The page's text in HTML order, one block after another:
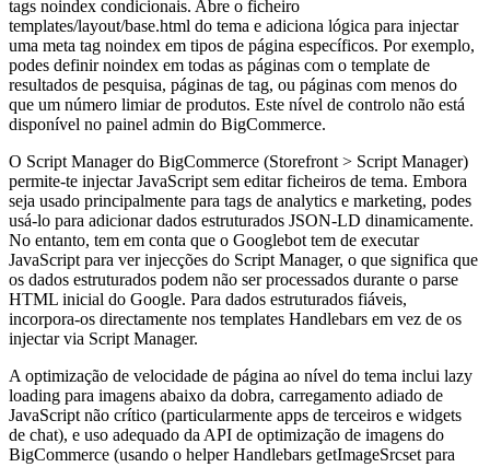
tags noindex condicionais. Abre o ficheiro
templates/layout/base.html do tema e adiciona lógica para injectar
uma meta tag noindex em tipos de página específicos. Por exemplo,
podes definir noindex em todas as páginas com o template de
resultados de pesquisa, páginas de tag, ou páginas com menos do
que um número limiar de produtos. Este nível de controlo não está
disponível no painel admin do BigCommerce.
O Script Manager do BigCommerce (Storefront > Script Manager)
permite-te injectar JavaScript sem editar ficheiros de tema. Embora
seja usado principalmente para tags de analytics e marketing, podes
usá-lo para adicionar dados estruturados JSON-LD dinamicamente.
No entanto, tem em conta que o Googlebot tem de executar
JavaScript para ver injecções do Script Manager, o que significa que
os dados estruturados podem não ser processados durante o parse
HTML inicial do Google. Para dados estruturados fiáveis,
incorpora-os directamente nos templates Handlebars em vez de os
injectar via Script Manager.
A optimização de velocidade de página ao nível do tema inclui lazy
loading para imagens abaixo da dobra, carregamento adiado de
JavaScript não crítico (particularmente apps de terceiros e widgets
de chat), e uso adequado da API de optimização de imagens do
BigCommerce (usando o helper Handlebars getImageSrcset para